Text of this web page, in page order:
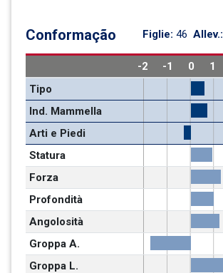
Conformação Figlie: 46 Allev.:
-2 -1 0 1
Tipo
Ind. Mammella
Arti e Piedi
Statura
Forza
Profondità
Angolosità
Groppa A.
Groppa L.